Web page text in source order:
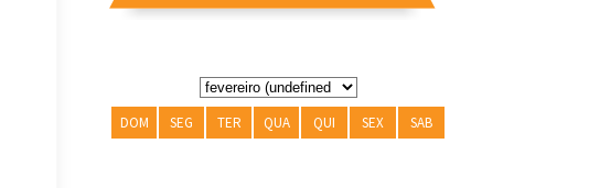
DOM SEG TER QUA QUI SEX SAB